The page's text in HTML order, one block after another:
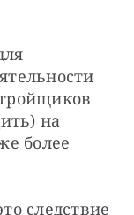
на
более
следствие